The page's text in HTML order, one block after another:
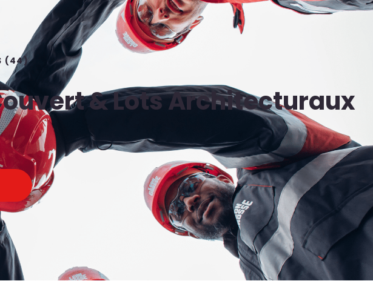
(44)
& Lots Architecturaux